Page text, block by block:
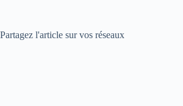
Partagez l'article sur vos réseaux